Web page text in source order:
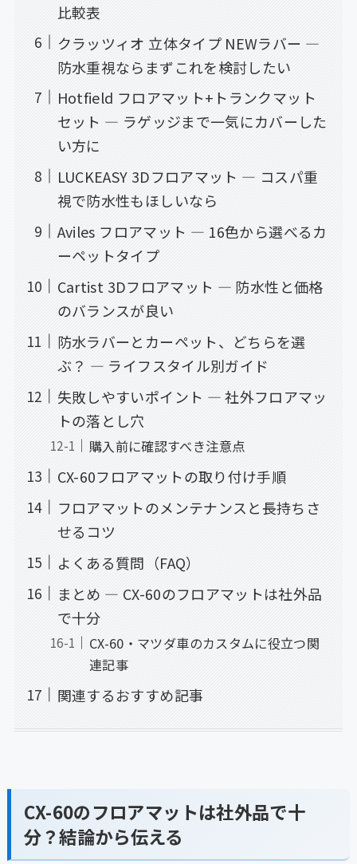
比較表
クラッツィオ 立体タイプ NEWラバー —
防水重視ならまずこれを検討したい
Hotfield フロアマット+トランクマット
セット — ラゲッジまで一気にカバーした
い方に
LUCKEASY 3Dフロアマット — コスパ重
視で防水性もほしいなら
Aviles フロアマット — 16色から選べるカ
ーペットタイプ
Cartist 3Dフロアマット — 防水性と価格
のバランスが良い
防水ラバーとカーペット、どちらを選
ぶ？ — ライフスタイル別ガイド
失敗しやすいポイント — 社外フロアマッ
トの落とし穴
購入前に確認すべき注意点
CX-60フロアマットの取り付け手順
フロアマットのメンテナンスと長持ちさ
せるコツ
よくある質問（FAQ）
まとめ — CX-60のフロアマットは社外品
で十分
CX-60・マツダ車のカスタムに役立つ関
連記事
関連するおすすめ記事
CX-60のフロアマットは社外品で十
分？結論から伝える